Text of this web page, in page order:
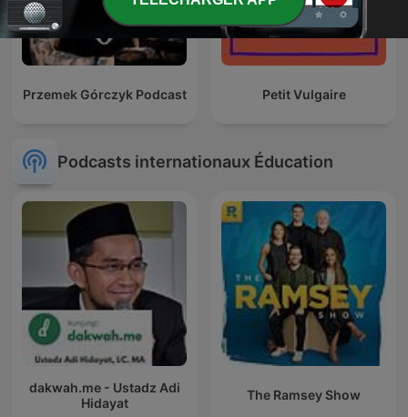
Przemek Górczyk Podcast Petit Vulgaire
Podcasts internationaux Éducation
dakwah.me - Ustadz Adi
Hidayat
The Ramsey Show